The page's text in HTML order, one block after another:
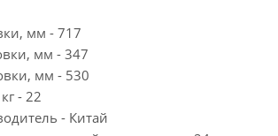
мм - 717
мм - 347
мм - 530
- 22
- Китай